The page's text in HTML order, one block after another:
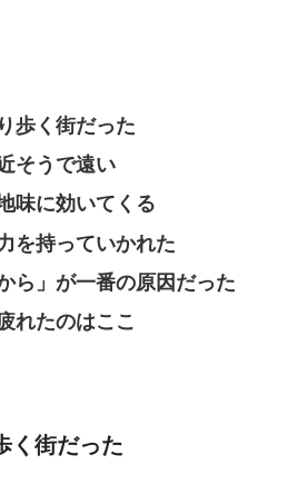
歩く街だった
そうで遠い
味に効いてくる
を持っていかれた
ら」が一番の原因だった
れたのはここ
く街だった